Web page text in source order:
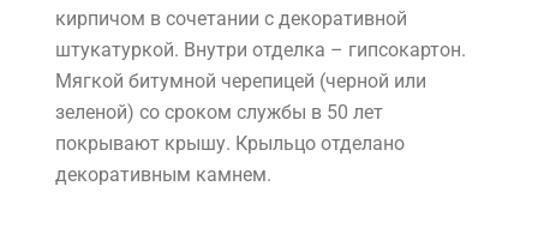
кирпичом в сочетании с декоративной
штукатуркой. Внутри отделка – гипсокартон.
Мягкой битумной черепицей (черной или
зеленой) со сроком службы в 50 лет
покрывают крышу. Крыльцо отделано
декоративным камнем.